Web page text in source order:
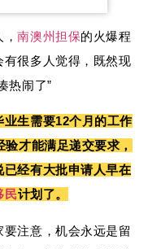
，南澳州担保的火爆程
有很多人觉得，既然现
热闹了”
业生需要12个月的工作
才能满足递交要求，
经有大批申请人早在
民计划了。
注意，机会永远是留